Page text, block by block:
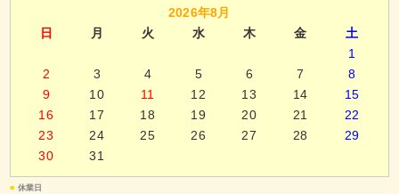
2026年8月
日
月 火 水 木 金
土
1
2
3 4 5 6 7
8
9
10 11 12 13 14
15
16
17 18 19 20 21
22
23
24 25 26 27 28
29
30
31
■ 休業日